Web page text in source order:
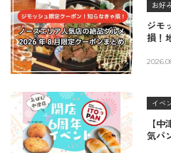
お好
ジモ
損！
イベ
【
気パ